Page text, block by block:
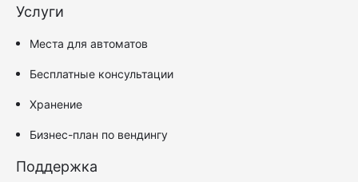
Услуги
Места для автоматов
Бесплатные консультации
Хранение
Бизнес-план по вендингу
Поддержка